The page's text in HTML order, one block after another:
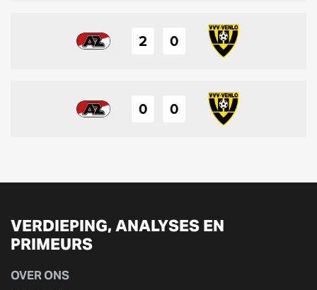
2 0
0 0
VERDIEPING, ANALYSES EN
PRIMEURS
OVER ONS